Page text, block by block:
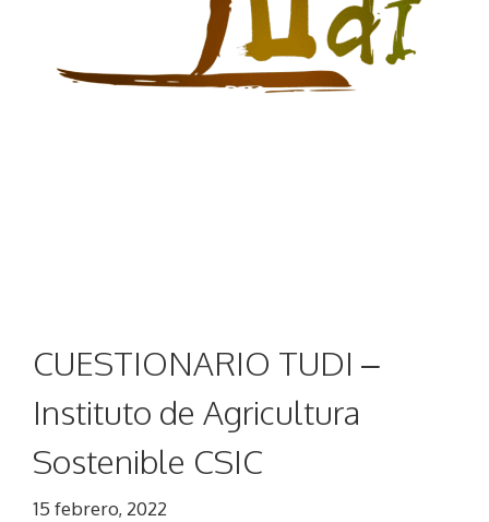
CUESTIONARIO TUDI –
Instituto de Agricultura
Sostenible CSIC
15 febrero, 2022